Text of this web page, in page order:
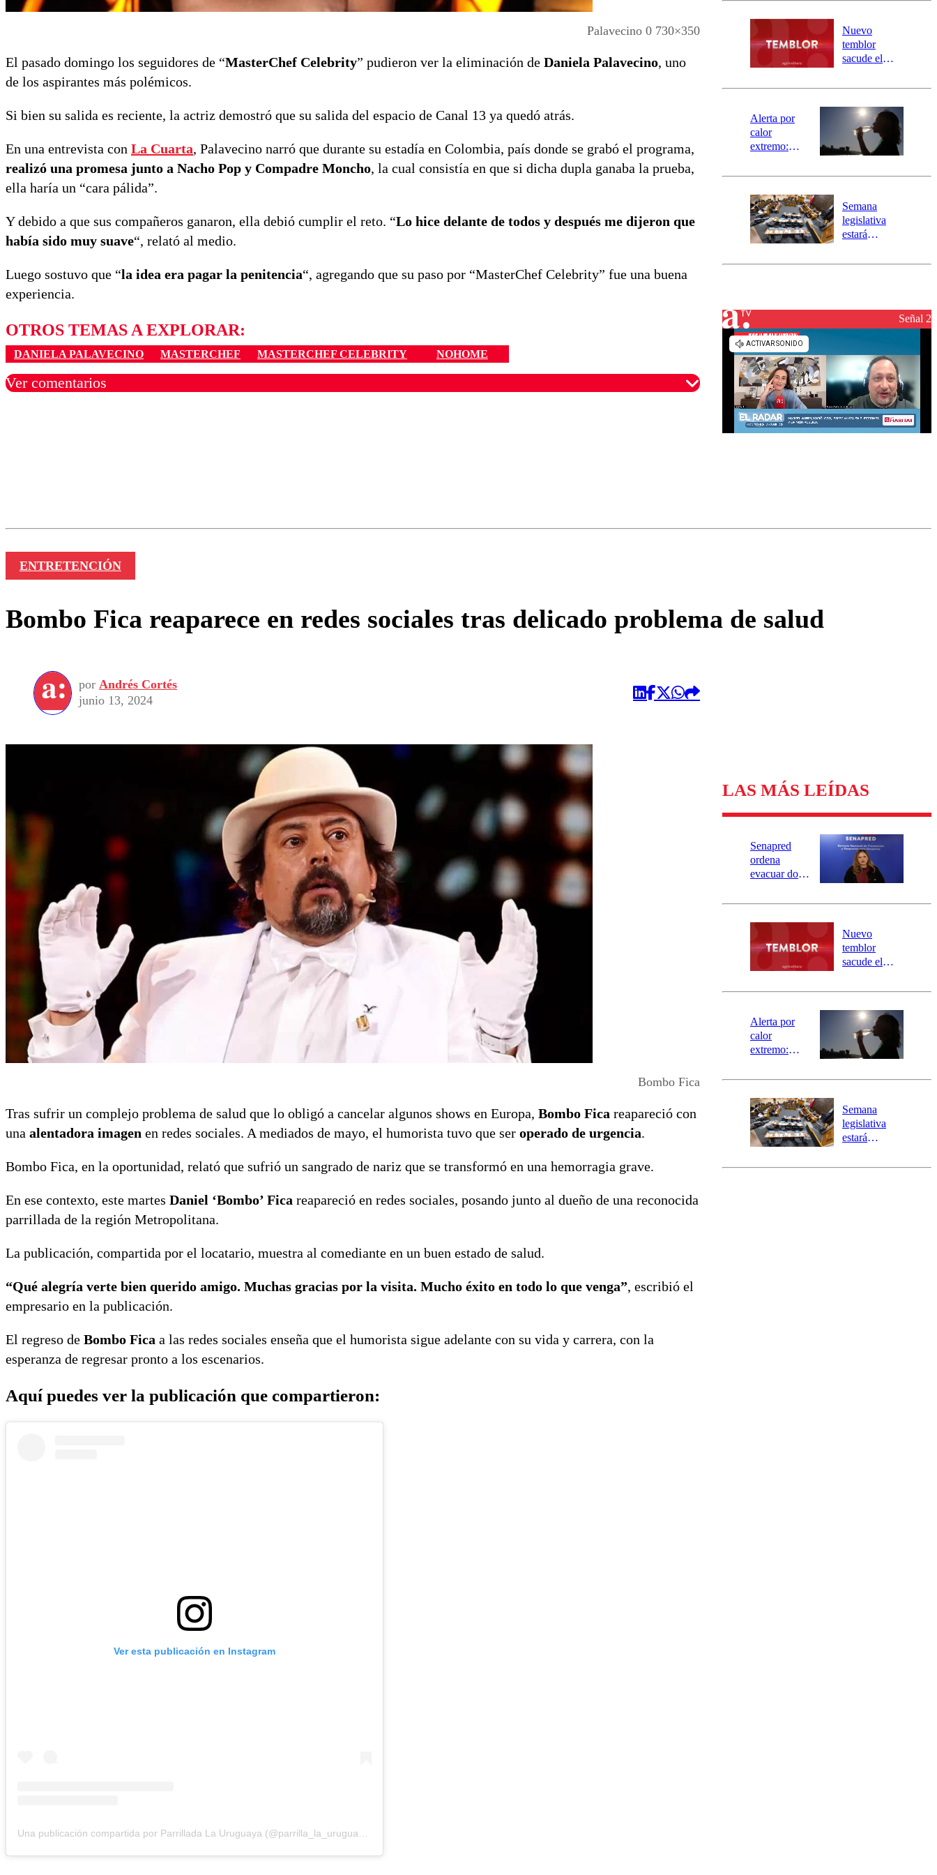
Palavecino 0 730×350
El pasado domingo los seguidores de “MasterChef Celebrity” pudieron ver la eliminación de Daniela Palavecino, uno
de los aspirantes más polémicos.
Si bien su salida es reciente, la actriz demostró que su salida del espacio de Canal 13 ya quedó atrás.
En una entrevista con La Cuarta, Palavecino narró que durante su estadía en Colombia, país donde se grabó el programa,
realizó una promesa junto a Nacho Pop y Compadre Moncho, la cual consistía en que si dicha dupla ganaba la prueba,
ella haría un “cara pálida”.
Y debido a que sus compañeros ganaron, ella debió cumplir el reto. “Lo hice delante de todos y después me dijeron que
había sido muy suave“, relató al medio.
Luego sostuvo que “la idea era pagar la penitencia“, agregando que su paso por “MasterChef Celebrity” fue una buena
experiencia.
OTROS TEMAS A EXPLORAR:
DANIELA PALAVECINO MASTERCHEF MASTERCHEF CELEBRITY NOHOME
Ver comentarios
río Damas:
activa
mensajería
SAE
Nuevo
temblor
sacude el
revisa la
epicentro
Alerta por
calor
extremo:
activa Alerta
Preventiva en
tres comunas
Semana
legislativa
estará
el fin de la
reconstrucciónSeñal 2
ENTRETENCIÓN
Bombo Fica reaparece en redes sociales tras delicado problema de salud
por Andrés Cortés
junio 13, 2024
Bombo Fica
Tras sufrir un complejo problema de salud que lo obligó a cancelar algunos shows en Europa, Bombo Fica reapareció con
una alentadora imagen en redes sociales. A mediados de mayo, el humorista tuvo que ser operado de urgencia.
Bombo Fica, en la oportunidad, relató que sufrió un sangrado de nariz que se transformó en una hemorragia grave.
En ese contexto, este martes Daniel ‘Bombo’ Fica reapareció en redes sociales, posando junto al dueño de una reconocida
parrillada de la región Metropolitana.
La publicación, compartida por el locatario, muestra al comediante en un buen estado de salud.
“Qué alegría verte bien querido amigo. Muchas gracias por la visita. Mucho éxito en todo lo que venga”, escribió el
empresario en la publicación.
El regreso de Bombo Fica a las redes sociales enseña que el humorista sigue adelante con su vida y carrera, con la
esperanza de regresar pronto a los escenarios.
Aquí puedes ver la publicación que compartieron:
Ver esta publicación en Instagram
LAS MÁS LEÍDAS
Senapred
ordena
evacuar dos
Carahue por
río Damas:
activa
mensajería
SAE
Nuevo
temblor
sacude el
revisa la
epicentro
Alerta por
calor
extremo:
activa Alerta
Preventiva en
tres comunas
Semana
legislativa
estará
el fin de la